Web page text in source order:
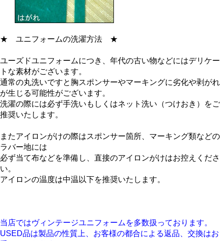
★ ユニフォームの洗濯方法 ★
ユーズドユニフォームにつき、年代の古い物などにはデリケー
トな素材がございます。
通常の丸洗いですと胸スポンサーやマーキングに劣化や剥がれ
が生じる可能性がございます。
洗濯の際には必ず手洗いもしくはネット洗い（つけおき）をご
推奨いたします。
またアイロンがけの際はスポンサー箇所、マーキング類などの
ラバー地には
必ず当て布などを準備し、直接のアイロンがけはお控えくださ
い。
アイロンの温度は中温以下を推奨いたします。
当店ではヴィンテージユニフォームを多数扱っております。
USED品は製品の性質上、お客様の都合による返品、交換はお